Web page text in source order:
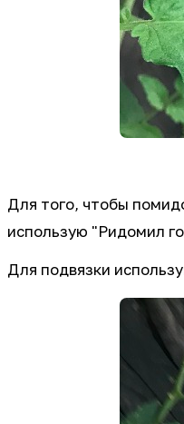
Для того, чтобы
использую "Ридомил
Для подвязки